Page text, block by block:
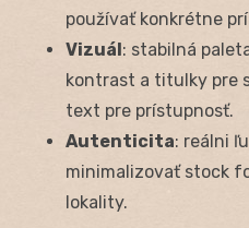
používať konkrétne
Vizuál: stabilná
kontrast a titulky pre
text pre prístupnosť.
Autenticita: reálni
minimalizovať stock
lokality.